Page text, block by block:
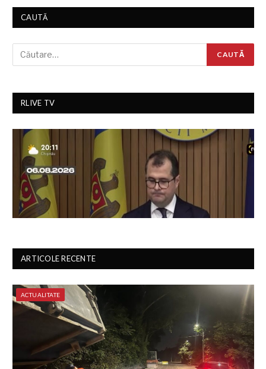
CAUTĂ
RLIVE TV
ARTICOLE RECENTE
ACTUALITATE